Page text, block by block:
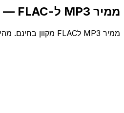
ממיר MP3 ל-FLAC — המרה מקוונת בחינם
ממיר MP3 לFLAC מקוון בחינם. מהיר, מאובטח, אין צורך בהרשמה.